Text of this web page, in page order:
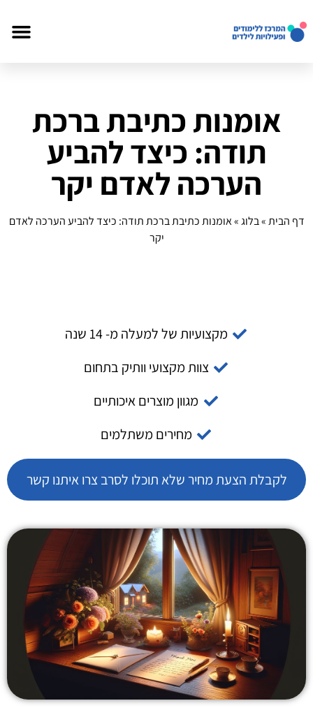
אומנות כתיבת ברכת
תודה: כיצד להביע
הערכה לאדם יקר
דף הבית»בלוג»אומנות כתיבת ברכת תודה: כיצד להביע הערכה לאדם
יקר
מקצועיות של למעלה מ- 14 שנה
צוות מקצועי וותיק בתחום
מגוון מוצרים איכותיים
מחירים משתלמים
לקבלת הצעת מחיר שלא תוכלו לסרב צרו איתנו קשר